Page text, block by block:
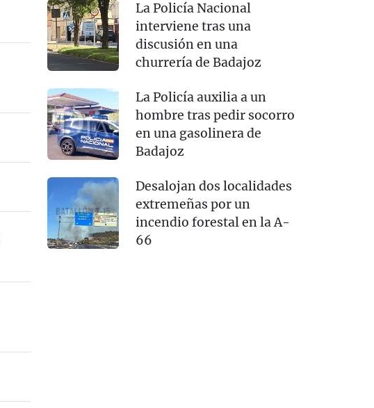
La Policía Nacional
interviene tras una
discusión en una
churrería de Badajoz
La Policía auxilia a un
hombre tras pedir socorro
en una gasolinera de
Badajoz
Desalojan dos localidades
extremeñas por un
incendio forestal en la A-
66